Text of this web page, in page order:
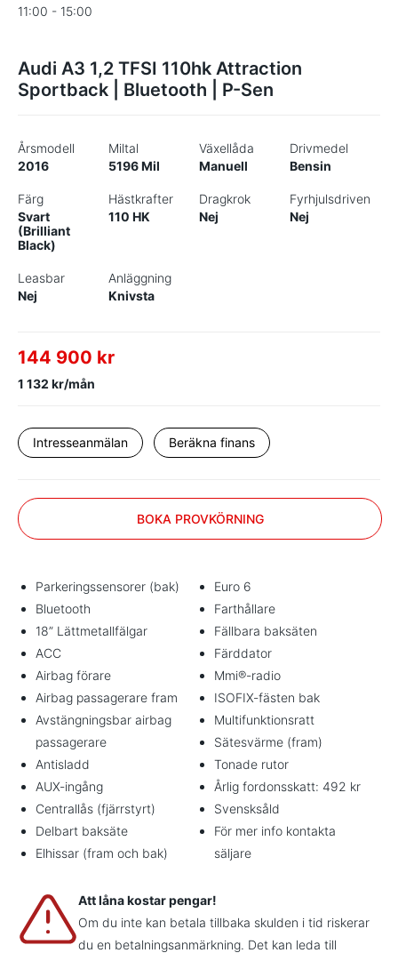
11:00 - 15:00
Audi A3 1,2 TFSI 110hk Attraction
Sportback | Bluetooth | P-Sen
Årsmodell
2016
Miltal
5196 Mil
Växellåda
Manuell
Drivmedel
Bensin
Färg
Svart
(Brilliant
Black)
Hästkrafter
110 HK
Dragkrok
Nej
Fyrhjulsdriven
Nej
Leasbar
Nej
Anläggning
Knivsta
144 900 kr
1 132 kr/mån
Intresseanmälan Beräkna finans
BOKA PROVKÖRNING
Parkeringssensorer (bak)
Bluetooth
18” Lättmetallfälgar
ACC
Airbag förare
Airbag passagerare fram
Avstängningsbar airbag
passagerare
Antisladd
AUX-ingång
Centrallås (fjärrstyrt)
Delbart baksäte
Elhissar (fram och bak)
Euro 6
Farthållare
Fällbara baksäten
Färddator
Mmi®-radio
ISOFIX-fästen bak
Multifunktionsratt
Sätesvärme (fram)
Tonade rutor
Årlig fordonsskatt: 492 kr
Svensksåld
För mer info kontakta
säljare
Att låna kostar pengar!
Om du inte kan betala tillbaka skulden i tid riskerar
du en betalningsanmärkning. Det kan leda till